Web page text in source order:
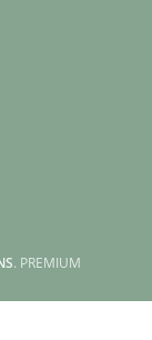
. PREMIUM